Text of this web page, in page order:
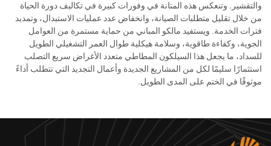
والتقشير. وتنعكس هذه المتانة في وفورات كبيرة في تكاليف دورة الحياة
من خلال تقليل متطلبات الصيانة، وانخفاض عدد عمليات الاستبدال، وتمديد
فترات الخدمة. ويستفيد مالكو المباني من حماية مستمرة من العوامل
الجوية، وكفاءة طاقوية، وسلامة هيكلية طوال العمر التشغيلي الطويل
للسداد، ما يجعل هذا السيلكون المطاطي متعدد الأغراض سريع التصلب
استثمارًا سليمًا لكل من المشاريع الجديدة وأعمال التجديد التي تتطلب أداءً
موثوقًا في الختم على المدى الطويل.